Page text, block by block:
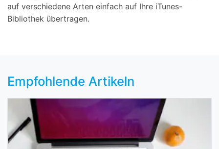
auf verschiedene Arten einfach auf Ihre iTunes-
Bibliothek übertragen.
Empfohlende Artikeln